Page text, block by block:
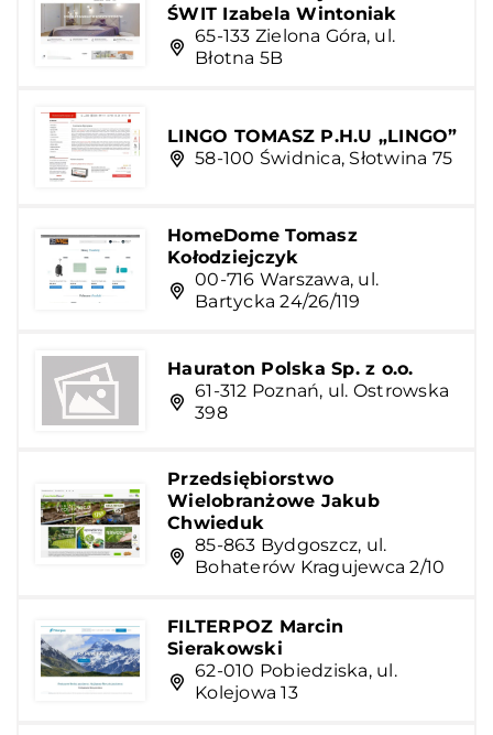
ŚWIT Izabela Wintoniak
65-133 Zielona Góra, ul.
Błotna 5B
LINGO TOMASZ P.H.U „LINGO”
58-100 Świdnica, Słotwina 75
HomeDome Tomasz
Kołodziejczyk
00-716 Warszawa, ul.
Bartycka 24/26/119
Hauraton Polska Sp. z o.o.
61-312 Poznań, ul. Ostrowska
398
Przedsiębiorstwo
Wielobranżowe Jakub
Chwieduk
85-863 Bydgoszcz, ul.
Bohaterów Kragujewca 2/10
FILTERPOZ Marcin
Sierakowski
62-010 Pobiedziska, ul.
Kolejowa 13